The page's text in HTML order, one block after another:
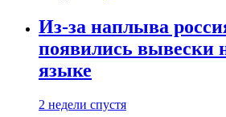
Из-за наплыва
появились вывески
языке
2 недели спустя